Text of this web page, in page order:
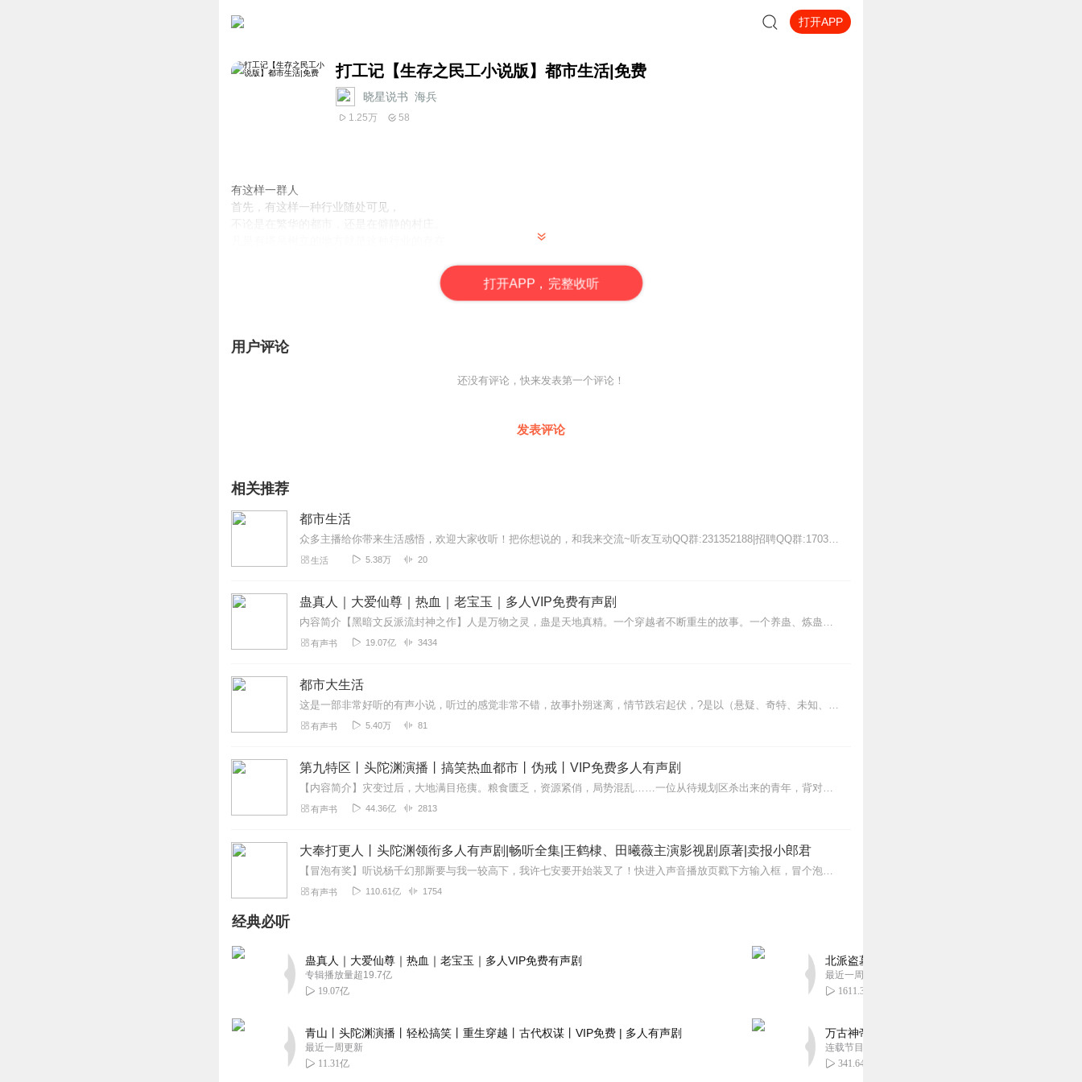
打开APP
打工记【生存之民工小说版】都市生活|免费
晓星说书_海兵
1.25万 58
有这样一群人
首先，有这样一种行业随处可见，
还可以使我们更加轻易的到达江河的另一岸。
吃着没有营养，苦涩难咽最为廉价的食品，
日复一日
重复着沉重，脏乱甚至有几分危险的工作。
这就是建筑工人。
他们还有另外一个名字，我们又习惯称他们为农民工。
从冰封雪冻遥远的黑龙江到椰林深郁的海南岛，
从廖无人烟的新疆戈壁到繁华昌盛的东方明珠，
都能看到他们这一群人的身影。
这是一群伟大的人，
这个社会嫁接给他们的反而是偏见与冷漠。
在偏见与歧视下，没有多少人愿意和他们接触，
不到迫不得已，更没有多少人愿意加入他们的队伍。
所以也就没就没有多少人知道，
他们大多痛苦而又彷徨，
无奈而又迷茫。
打开APP，完整收听
用户评论
还没有评论，快来发表第一个评论！
发表评论
相关推荐
都市生活
众多主播给你带来生活感悟，欢迎大家收听！把你想说的，和我来交流~听友互动QQ群:231352188|招聘QQ群:170318460iblue音乐台官方微...
生活 5.38万 20
蛊真人｜大爱仙尊｜热血｜老宝玉｜多人VIP免费有声剧
内容简介【黑暗文反派流封神之作】人是万物之灵，蛊是天地真精。一个穿越者不断重生的故事。一个养蛊、炼蛊、用蛊的奇特世界。配音组（男角色）老宝玉旁白...
有声书 19.07亿 3434
都市大生活
这是一部非常好听的有声小说，听过的感觉非常不错，故事扑朔迷离，情节跌宕起伏，?是以（悬疑、奇特、未知、架空、刺激）等风格模式构成的虚幻故事。...
有声书 5.40万 81
第九特区丨头陀渊演播丨搞笑热血都市丨伪戒丨VIP免费多人有声剧
【内容简介】灾变过后，大地满目疮痍。粮食匮乏，资源紧俏，局势混乱……一位从待规划区杀出来的青年，背对着漫天黄沙，孤身来到九区谋生，却不曾想偶然结识三五好友，一念...
有声书 44.36亿 2813
大奉打更人丨头陀渊领衔多人有声剧|畅听全集|王鹤棣、田曦薇主演影视剧原著|卖报小郎君
【冒泡有奖】听说杨千幻那厮要与我一较高下，我许七安要开始装叉了！快进入声音播放页戳下方输入框，冒个泡偷偷告诉我，我要用哪些诗词才能胜过他？说得好的，有赏！202...
有声书 110.61亿 1754
经典必听
蛊真人｜大爱仙尊｜热血｜老宝玉｜多人VIP免费有声剧
专辑播放量超19.7亿
19.07亿
青山丨头陀渊演播丨轻松搞笑丨重生穿越丨古代权谋丨VIP免费 | 多人有声剧
最近一周更新
11.31亿
北派盗墓笔记丨头陀渊出品丨悬疑灵异丨摸金校尉
最近一周更新
1611.32万
万古神帝丨玄幻丨热血丨紫襟团队演播丨多人有声
连载节目超二百集
341.64万